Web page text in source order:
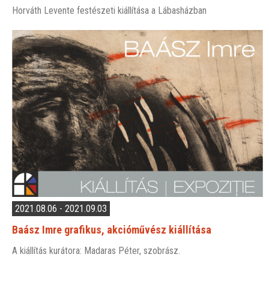
Horváth Levente festészeti kiállítása a Lábasházban
2021.08.06 - 2021.09.03
Baász Imre grafikus, akcióművész kiállítása
A kiállítás kurátora: Madaras Péter, szobrász.